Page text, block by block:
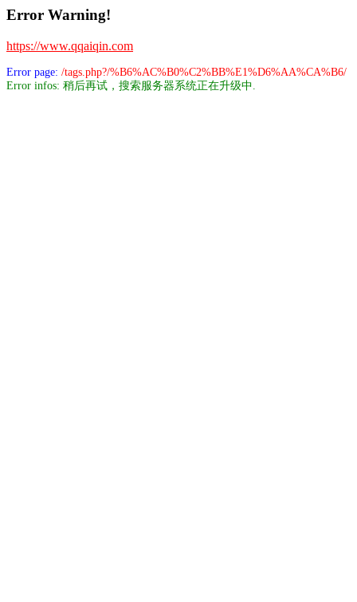
Error Warning!
https://www.qqaiqin.com
Error page: /tags.php?/%B6%AC%B0%C2%BB%E1%D6%AA%CA%B6/
Error infos: 稍后再试，搜索服务器系统正在升级中.